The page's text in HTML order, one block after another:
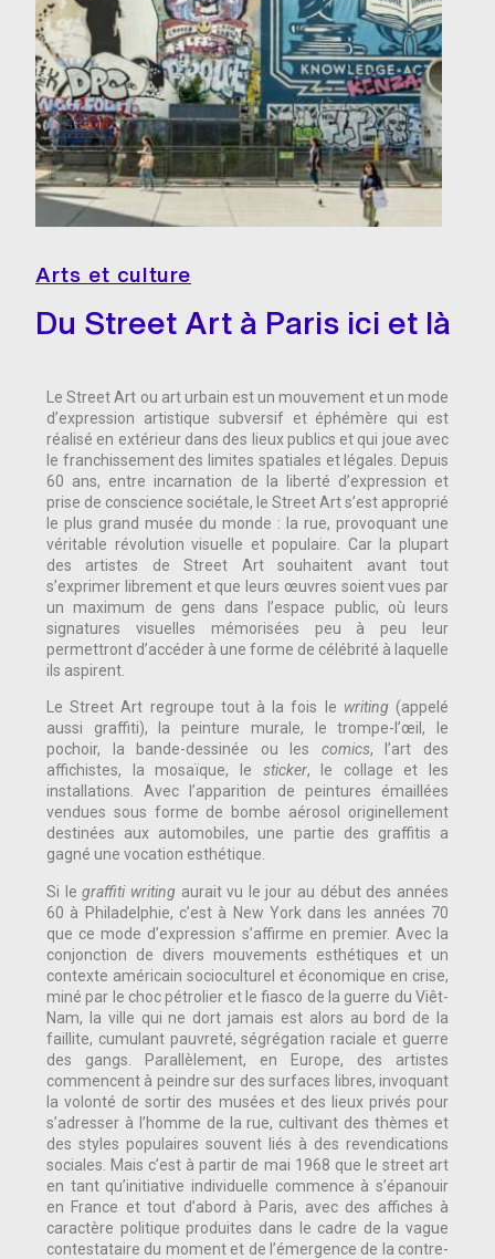
Arts et culture
Du Street Art à Paris ici et là
Le Street Art ou art urbain est un mouvement et un mode
d’expression artistique subversif et éphémère qui est
réalisé en extérieur dans des lieux publics et qui joue avec
le franchissement des limites spatiales et légales. Depuis
60 ans, entre incarnation de la liberté d’expression et
prise de conscience sociétale, le Street Art s’est approprié
le plus grand musée du monde : la rue, provoquant une
véritable révolution visuelle et populaire. Car la plupart
des artistes de Street Art souhaitent avant tout
s’exprimer librement et que leurs œuvres soient vues par
un maximum de gens dans l’espace public, où leurs
signatures visuelles mémorisées peu à peu leur
permettront d’accéder à une forme de célébrité à laquelle
ils aspirent.
Le Street Art regroupe tout à la fois le writing (appelé
aussi graffiti), la peinture murale, le trompe-l’œil, le
pochoir, la bande-dessinée ou les comics, l’art des
affichistes, la mosaïque, le sticker, le collage et les
installations. Avec l’apparition de peintures émaillées
vendues sous forme de bombe aérosol originellement
destinées aux automobiles, une partie des graffitis a
gagné une vocation esthétique.
Si legraffiti writing aurait vu le jour au début des années
60 à Philadelphie, c’est à New York dans les années 70
que ce mode d’expression s’affirme en premier. Avec la
conjonction de divers mouvements esthétiques et un
contexte américain socioculturel et économique en crise,
miné par le choc pétrolier et le fiasco de la guerre du Viêt-
Nam, la ville qui ne dort jamais est alors au bord de la
faillite, cumulant pauvreté, ségrégation raciale et guerre
des gangs. Parallèlement, en Europe, des artistes
commencent à peindre sur des surfaces libres, invoquant
la volonté de sortir des musées et des lieux privés pour
s’adresser à l’homme de la rue, cultivant des thèmes et
des styles populaires souvent liés à des revendications
sociales. Mais c’est à partir de mai 1968 que le street art
en tant qu’initiative individuelle commence à s’épanouir
en France et tout d’abord à Paris, avec des affiches à
caractère politique produites dans le cadre de la vague
contestataire du moment et de l’émergence de la contre-